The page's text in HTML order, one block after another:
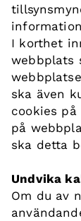
I korthet
webbplats
ska även
cookies
på
ska detta
Undvika
Om du av